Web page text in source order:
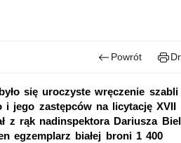
Powrót
się uroczyste wręczenie szabli
i jego zastępców na licytację XVII
z rąk nadinspektora Dariusza
egzemplarz białej broni 1 400